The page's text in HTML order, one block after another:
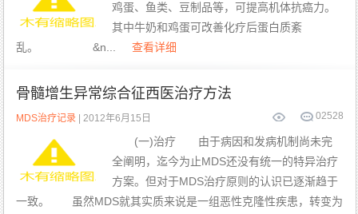
鸡蛋、鱼类、豆制品等，可提高机体抗癌力。
其中牛奶和鸡蛋可改善化疗后蛋白质紊
乱。 &n...
查看详细
骨髓增生异常综合征西医治疗方法
2528
0
MDS治疗记录 | 2012年6月15日
(一)治疗 由于病因和发病机制尚未完
全阐明，迄今为止MDS还没有统一的特异治疗
方案。但对于MDS治疗原则的认识已逐渐趋于
一致。 虽然MDS就其实质来说是一组恶性克隆性疾患，转变为